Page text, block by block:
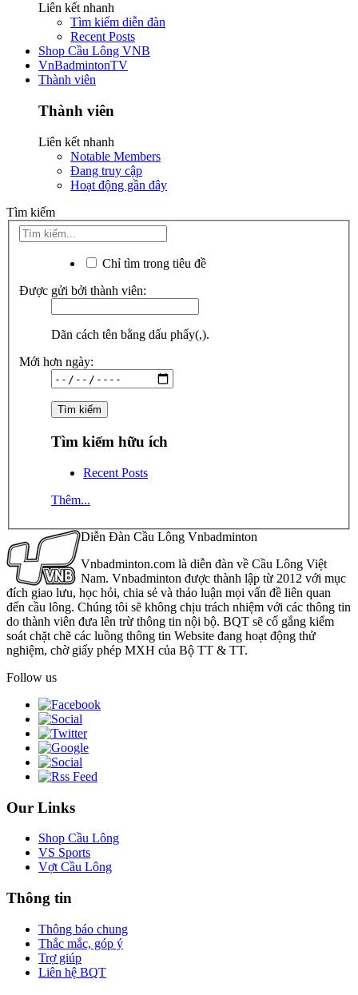
Liên kết nhanh
Tìm kiếm diễn đàn
Recent Posts
Shop Cầu Lông VNB
VnBadmintonTV
Thành viên
Thành viên
Liên kết nhanh
Notable Members
Đang truy cập
Hoạt động gần đây
Tìm kiếm
Chỉ tìm trong tiêu đề
Được gửi bởi thành viên:
Dãn cách tên bằng dấu phẩy(,).
Mới hơn ngày:
Tìm kiếm hữu ích
Recent Posts
Thêm...
Diễn Đàn Cầu Lông Vnbadminton
Vnbadminton.com là diễn đàn về Cầu Lông Việt
Nam. Vnbadminton được thành lập từ 2012 với mục
đích giao lưu, học hỏi, chia sẻ và thảo luận mọi vấn đề liên quan
đến cầu lông. Chúng tôi sẽ không chịu trách nhiệm với các thông tin
do thành viên đưa lên trừ thông tin nội bộ. BQT sẽ cố gắng kiểm
soát chặt chẽ các luồng thông tin Website đang hoạt động thử
nghiệm, chờ giấy phép MXH của Bộ TT & TT.
Follow us
Our Links
Shop Cầu Lông
VS Sports
Vợt Cầu Lông
Thông tin
Thông báo chung
Thắc mắc, góp ý
Trợ giúp
Liên hệ BQT